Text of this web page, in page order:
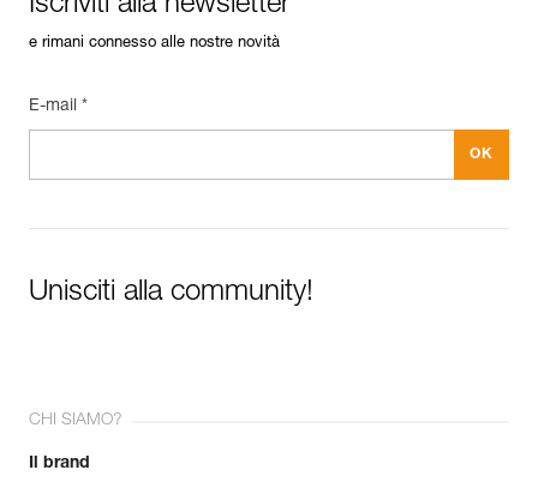
e rimani connesso alle nostre
Iscriviti alla newsletter
e rimani connesso alle nostre novità
E-mail *
Unisciti alla community!
CHI SIAMO?
Il brand